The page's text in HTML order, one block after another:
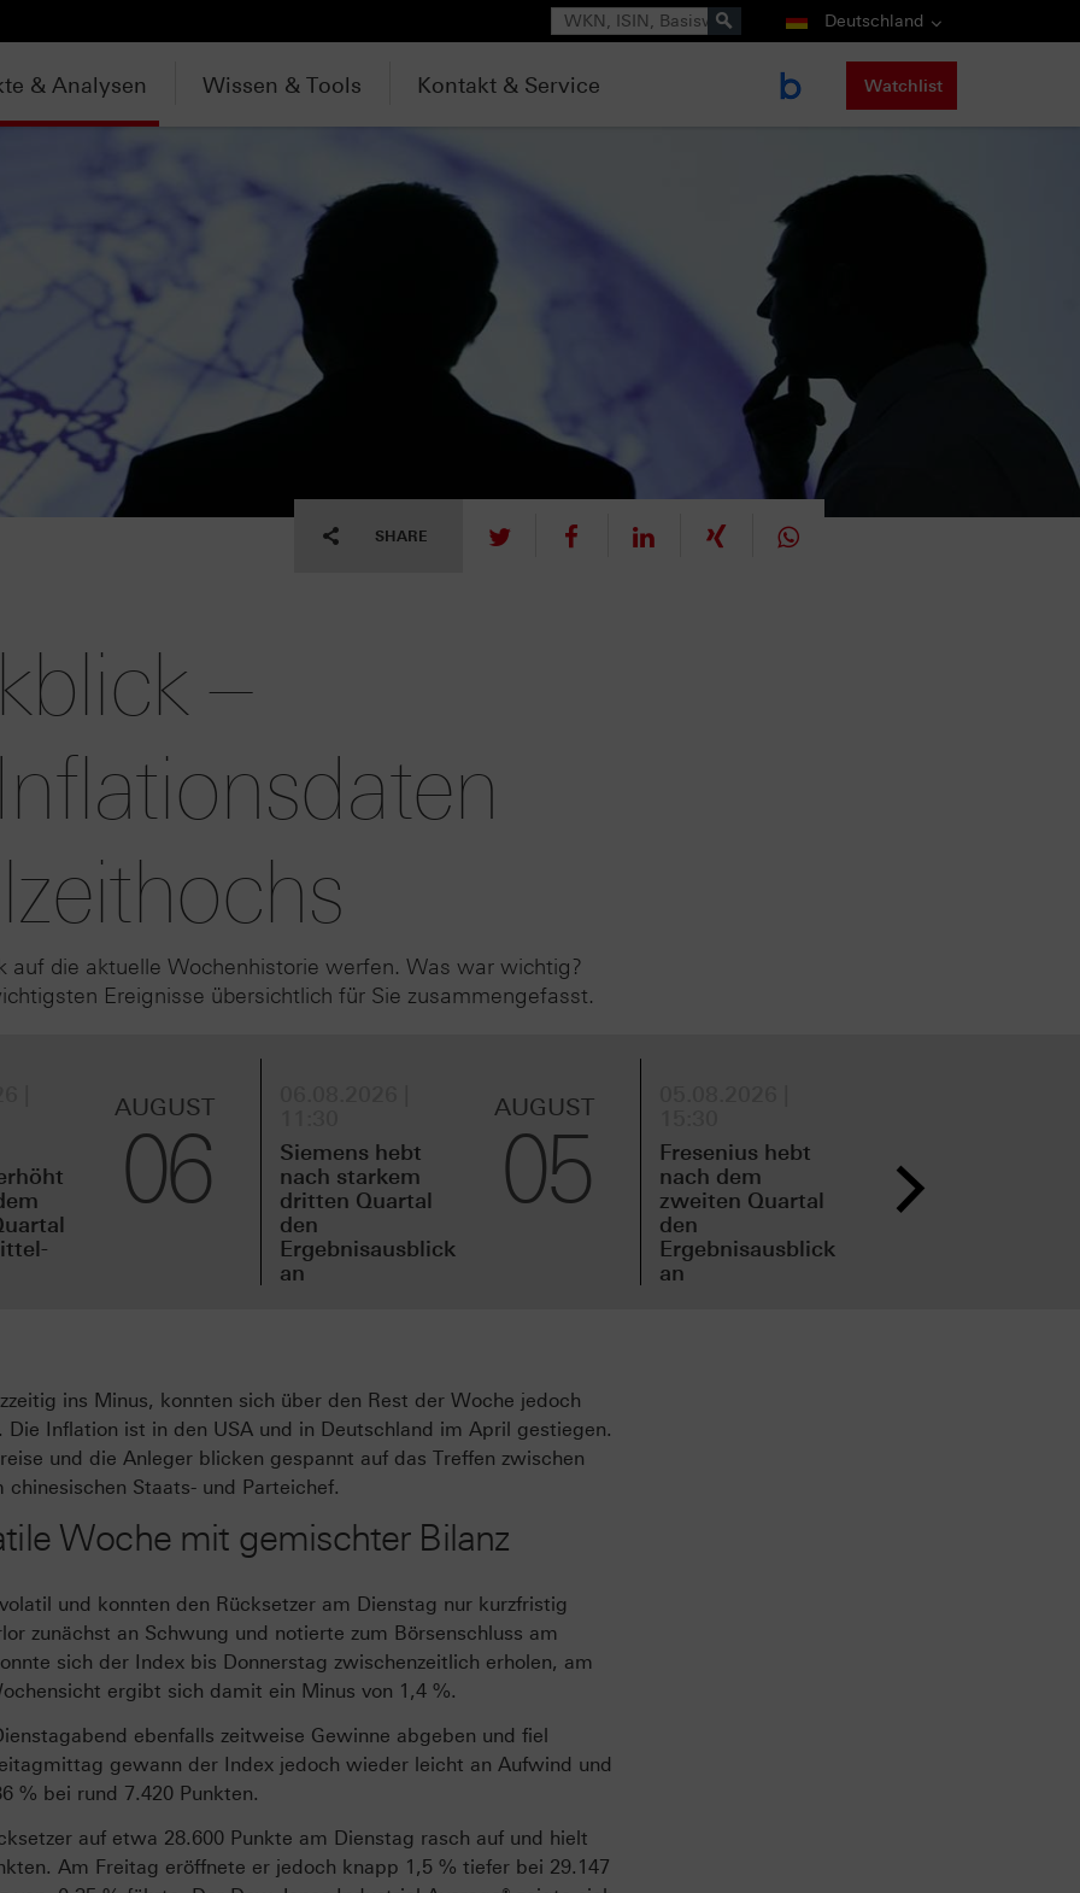
Suche Deutschland
& Analysen Wissen & Tools Kontakt & Service Watchlist
–
die aktuelle Wochenhistorie werfen. Was war wichtig?
Ereignisse übersichtlich für Sie zusammengefasst.
SHARE tweet mitteilen
AUGUST
06
Siemens hebt
nach starkem
dritten Quartal
den
Ergebnisausblick
an
AUGUST
05
Fresenius hebt
nach dem
zweiten Quartal
den
Ergebnisausblick
an
05
ins Minus, konnten sich über den Rest der Woche jedoch
Inflation ist in den USA und in Deutschland im April gestiegen.
und die Anleger blicken gespannt auf das Treffen zwischen
Staats- und Parteichef.
Woche mit gemischter Bilanz
und konnten den Rücksetzer am Dienstag nur kurzfristig
zunächst an Schwung und notierte zum Börsenschluss am
sich der Index bis Donnerstag zwischenzeitlich erholen, am
ergibt sich damit ein Minus von 1,4 %.
ebenfalls zeitweise Gewinne abgeben und fiel
gewann der Index jedoch wieder leicht an Aufwind und
% bei rund 7.420 Punkten.
auf etwa 28.600 Punkte am Dienstag rasch auf und hielt
Am Freitag eröffnete er jedoch knapp 1,5 % tiefer bei 29.147